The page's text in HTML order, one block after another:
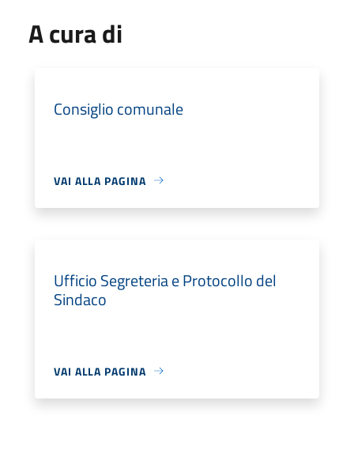
A cura di
Consiglio comunale
VAI ALLA PAGINA
Ufficio Segreteria e Protocollo del
Sindaco
VAI ALLA PAGINA